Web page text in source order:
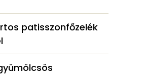
patisszonfőzelék